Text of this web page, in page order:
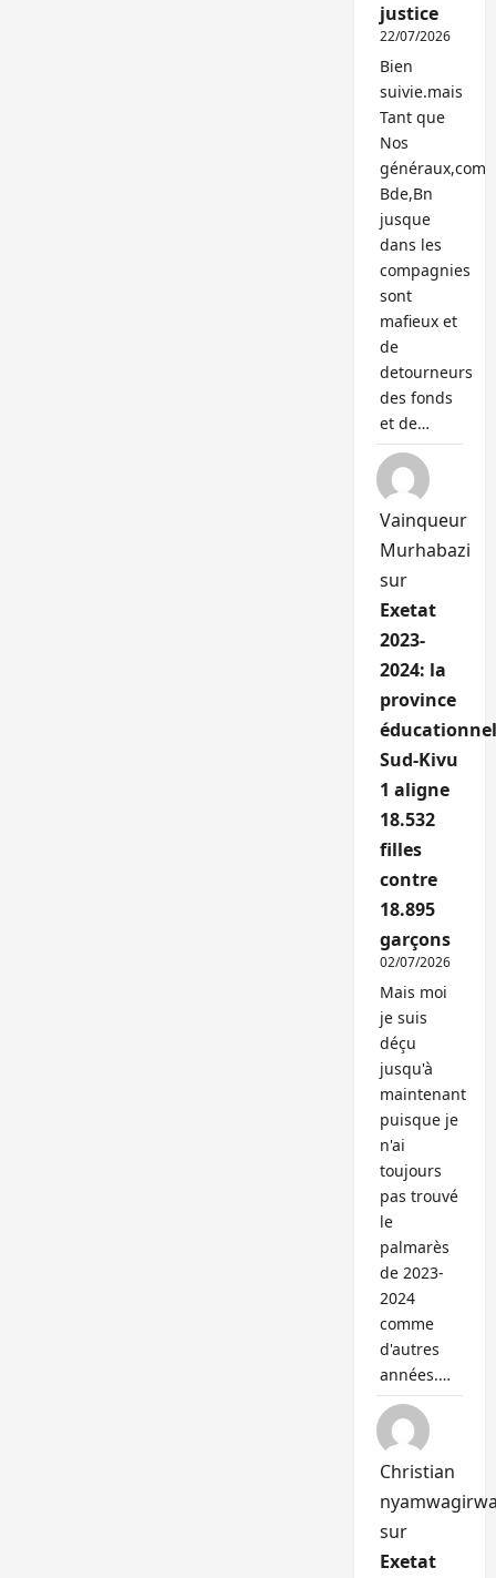
justice
22/07/2026
Bien
suivie.mais
Tant que
Nos
généraux,com
Bde,Bn
jusque
dans les
compagnies
sont
mafieux et
de
detourneurs
des fonds
et de…
Vainqueur
Murhabazi
sur
Exetat
2023-
2024: la
province
Sud-Kivu
1 aligne
18.532
filles
contre
18.895
garçons
02/07/2026
Mais moi
je suis
déçu
jusqu'à
maintenant
puisque je
n'ai
toujours
pas trouvé
le
palmarès
de 2023-
2024
comme
d'autres
années.…
Christian
sur
Exetat